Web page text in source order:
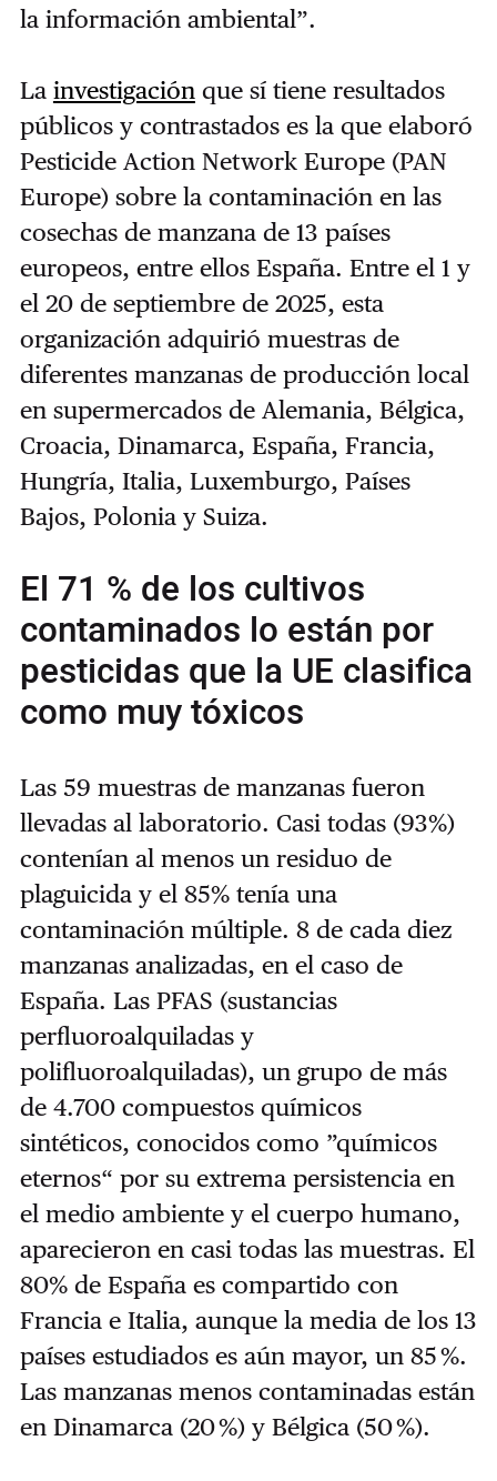
la información ambiental”.
La investigaciónque sí tiene resultados
públicos y contrastados es la que elaboró
Pesticide Action Network Europe (PAN
Europe) sobre la contaminación en las
cosechas de manzana de 13 países
europeos, entre ellos España. Entre el 1 y
el 20 de septiembre de 2025, esta
organización adquirió muestras de
diferentes manzanas de producción local
en supermercados de Alemania, Bélgica,
Croacia, Dinamarca, España, Francia,
Hungría, Italia, Luxemburgo, Países
Bajos, Polonia y Suiza.
El 71 % de los cultivos
contaminados lo están por
pesticidas que la UE clasifica
como muy tóxicos
Las 59 muestras de manzanas fueron
llevadas al laboratorio. Casi todas (93%)
contenían al menos un residuo de
plaguicida y el 85% tenía una
contaminación múltiple. 8 de cada diez
manzanas analizadas, en el caso de
España. Las PFAS (sustancias
perfluoroalquiladas y
polifluoroalquiladas), un grupo de más
de 4.700 compuestos químicos
sintéticos, conocidos como ”químicos
eternos“ por su extrema persistencia en
el medio ambiente y el cuerpo humano,
aparecieron en casi todas las muestras. El
80% de España es compartido con
Francia e Italia, aunque la media de los 13
países estudiados es aún mayor, un 85 %.
Las manzanas menos contaminadas están
en Dinamarca (20 %) y Bélgica (50 %).